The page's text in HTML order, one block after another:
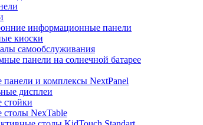
информационные панели
киоски
самообслуживания
панели на солнечной батарее
и комплексы NextPanel
дисплеи
стойки
столы NexTable